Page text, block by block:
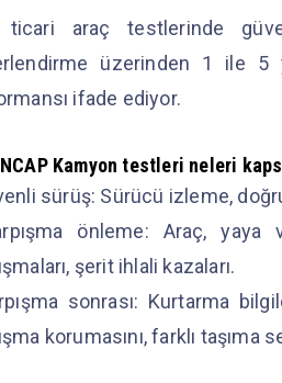
ticari araç testlerinde
üzerinden 1 ile 5
ifade ediyor.
Kamyon testleri neleri
sürüş: Sürücü izleme,
önleme: Araç,
şerit ihlali kazaları.
sonrası: Kurtarma
korumasını, farklı